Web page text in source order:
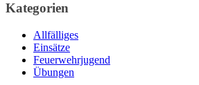
Kategorien
Allfälliges
Einsätze
Feuerwehrjugend
Übungen